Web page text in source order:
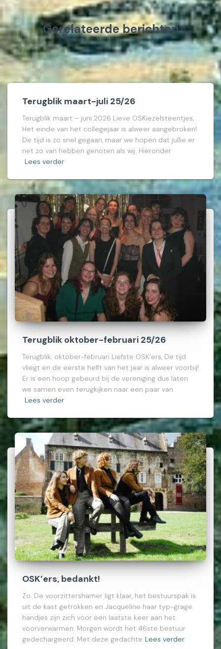
Gerelateerde berichten
Terugblik maart-juli 25/26
Terugblik maart – juni 2026 Lieve OSKiezelsteentjes,
Het einde van het collegejaar is alweer aangebroken!
De tijd is zo snel gegaan, maar we hopen dat jullie er
net zo van hebben genoten als wij. Hieronder
Lees verder
Terugblik oktober-februari 25/26
Terugblik: oktober-februari Liefste OSK’ers, De tijd
vliegt en de eerste helft van het jaar is alweer voorbij!
Er is een hoop gebeurd bij de vereniging dus laten
we samen even terugkijken naar een paar van
Lees verder
OSK’ers, bedankt!
Zo. De voorzittershamer ligt klaar, het bestuurspak is
uit de kast getrokken en Jacqueline haar typ-grage
handjes zijn zich voor een laatste keer aan het
voorverwarmen. Morgen wordt het 46ste bestuur
gedechargeerd. Met deze gedachte Lees verder